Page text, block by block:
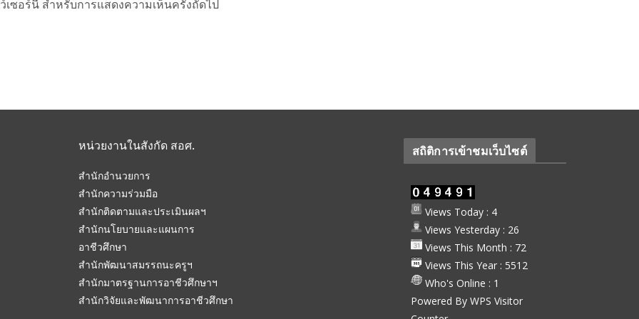
ซอร์นี้ สำหรับการแสดงความเห็นครั้งถัดไป
หน่วยงานในสังกัด สอศ.
สำนักอำนวยการ
สำนักความร่วมมือ
สำนักติดตามและประเมินผลฯ
สำนักนโยบายและแผนการ
อาชีวศึกษา
สำนักพัฒนาสมรรถนะครูฯ
สำนักมาตรฐานการอาชีวศึกษาฯ
สำนักวิจัยและพัฒนาการอาชีวศึกษา
สถิติการเข้าชมเว็บไซต์
Views Today : 4
Views Yesterday : 26
Views This Month : 72
Views This Year : 5512
Who's Online : 1
Powered By WPS Visitor